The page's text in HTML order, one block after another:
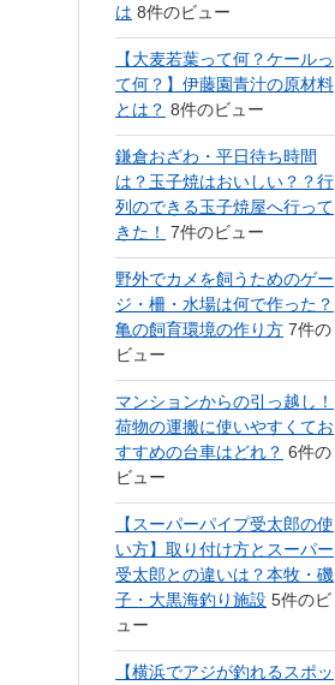
は 8件のビュー
【大麦若葉って何？ケールっ
て何？】伊藤園青汁の原材料
とは？ 8件のビュー
鎌倉おざわ・平日待ち時間
は？玉子焼はおいしい？？行
列のできる玉子焼屋へ行って
きた！
7件のビュー
野外でカメを飼うためのゲー
ジ・柵・水場は何で作った？
亀の飼育環境の作り方 7件の
ビュー
マンションからの引っ越し！
荷物の運搬に使いやすくてお
すすめの台車はどれ？ 6件の
ビュー
【スーパーパイプ受太郎の使
い方】取り付け方とスーパー
受太郎との違いは？本牧・磯
子・大黒海釣り施設 5件のビ
ュー
【横浜でアジが釣れるスポッ